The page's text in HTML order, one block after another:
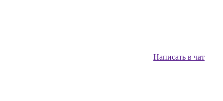
Написать в чат